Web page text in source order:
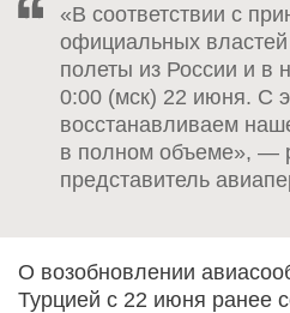
«В соответствии с
официальных властей
полеты из России и в
0:00 (мск) 22 июня. С
восстанавливаем
в полном объеме», —
представитель
О возобновлении
Турцией с 22 июня ранее